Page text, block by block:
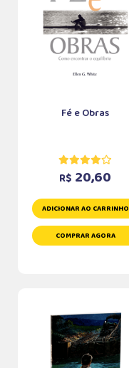
Fé e Obras
R$ 20,60
ADICIONAR AO CARRINHO
COMPRAR AGORA